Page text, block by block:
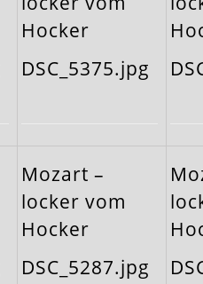
Hocker
DSC_5375.jpg
Mozart –
locker vom
Hocker
DSC_5287.jpg